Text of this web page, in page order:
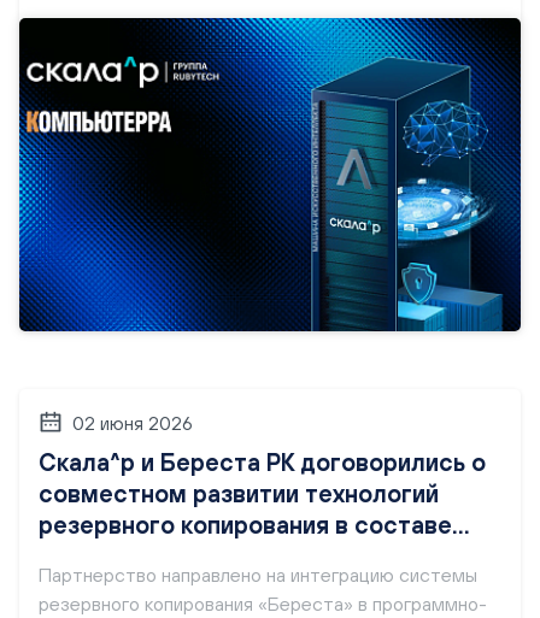
инфраструктуры, позволяя бизнесу
сосредоточиться на главном: разработке и
внедрении моделей, приносящих измеримый
экономический эффект.
02 июня 2026
Скала^р и Береста РК договорились о
совместном развитии технологий
резервного копирования в составе
Партнерство направлено на интеграцию системы
резервного копирования «Береста» в программно-